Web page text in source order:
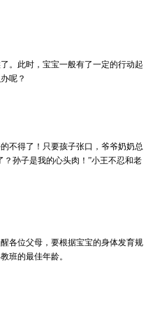
。此时，宝宝一般有了一定的行动起
呢？
不得了！只要孩子张口，爷爷奶奶总
孙子是我的心头肉！”小王不忍和老
各位父母，要根据宝宝的身体发育规
班的最佳年龄。